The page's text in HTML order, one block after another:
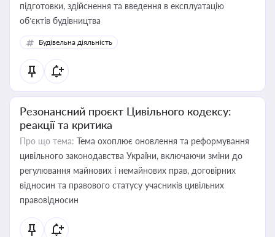
підготовки, здійснення та введення в експлуатацію
об’єктів будівництва
Будівельна діяльність
Резонансний проєкт Цивільного кодексу:
реакції та критика
Про що тема: Тема охоплює оновлення та реформування
цивільного законодавства України, включаючи зміни до
регулювання майнових і немайнових прав, договірних
відносин та правового статусу учасників цивільних
правовідносин